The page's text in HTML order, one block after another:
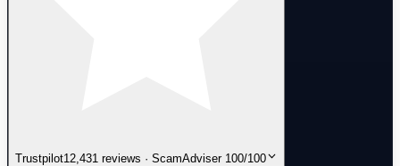
Trustpilot12,431 reviews · ScamAdviser 100/100